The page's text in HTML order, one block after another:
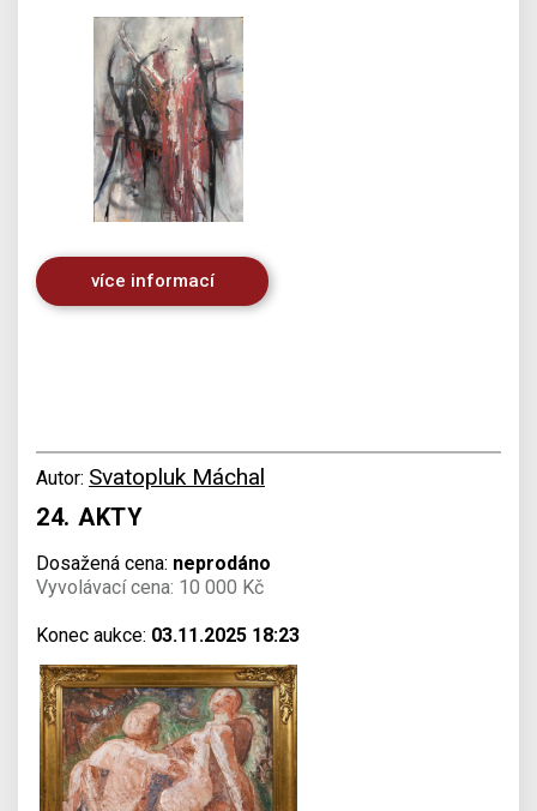
více informací
Autor: Svatopluk Máchal
24. AKTY
Dosažená cena: neprodáno
Vyvolávací cena: 10 000 Kč
Konec aukce: 03.11.2025 18:23